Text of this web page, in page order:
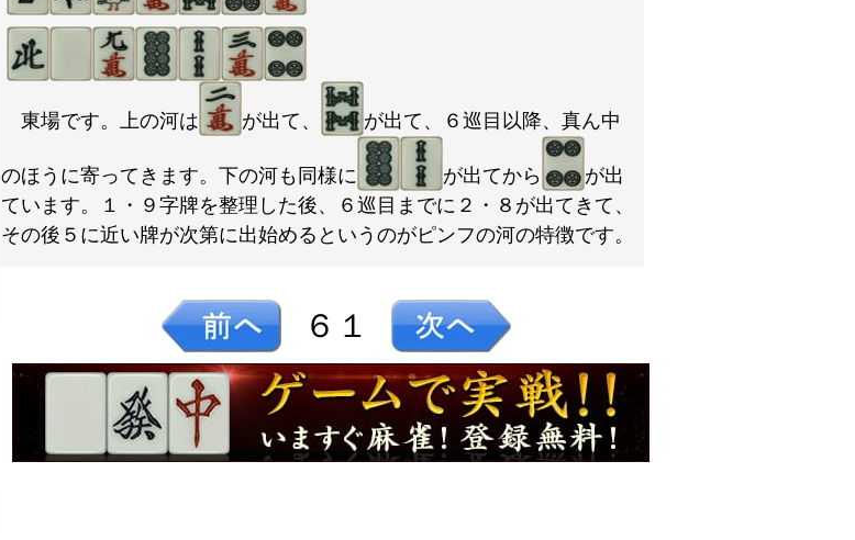
東場です。上の河は が出て、 が出て、６巡目以降、真ん中
のほうに寄ってきます。下の河も同様に が出てから
が出
ています。１・９字牌を整理した後、６巡目までに２・８が出てきて、
その後５に近い牌が次第に出始めるというのがピンフの河の特徴です。
６１